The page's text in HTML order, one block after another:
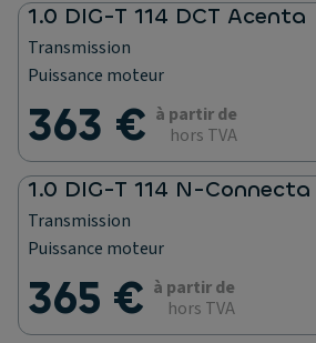
1.0 DIG-T 114 DCT Acenta
Transmission
Puissance moteur
363 € à partir de
hors TVA
1.0 DIG-T 114 N-Connecta
Transmission
Puissance moteur
365 € à partir de
hors TVA